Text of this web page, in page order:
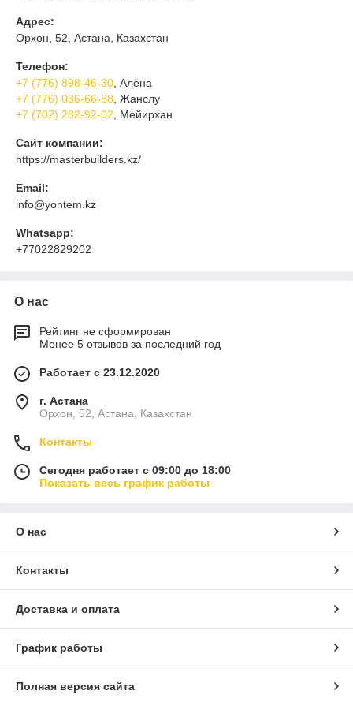
Адрес:
Орхон, 52, Астана, Казахстан
Телефон:
+7 (776) 898-46-30 , Алёна
+7 (776) 036-66-88 , Жанслу
+7 (702) 282-92-02 , Мейирхан
Сайт компании:
https://masterbuilders.kz/
Email:
info@yontem.kz
Whatsapp:
+77022829202
О нас
Рейтинг не сформирован
Менее 5 отзывов за последний год
Работает с 23.12.2020
г. Астана
Орхон, 52, Астана, Казахстан
Контакты
Сегодня работает с 09:00 до 18:00
Показать весь график работы
О нас
Контакты
Доставка и оплата
График работы
Полная версия сайта